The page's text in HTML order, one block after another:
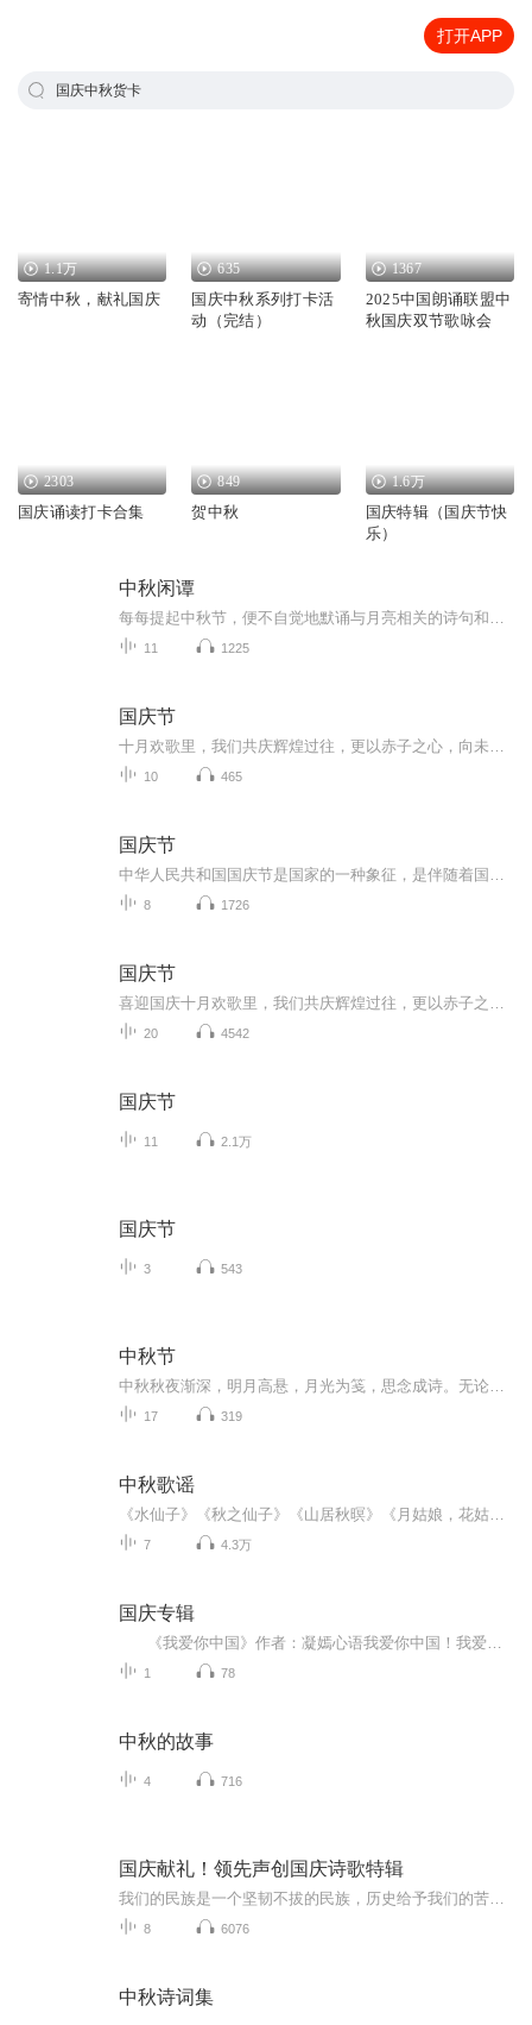
打开APP
国庆中秋货卡
1.1万
寄情中秋，献礼国庆
635
国庆中秋系列打卡活
动（完结）
1367
2025中国朗诵联盟中
秋国庆双节歌咏会
2303
国庆诵读打卡合集
849
贺中秋
1.6万
国庆特辑（国庆节快
乐）
中秋闲谭
11 1225
国庆节
10 465
国庆节
8 1726
国庆节
20 4542
国庆节
11 2.1万
国庆节
3 543
中秋节
17 319
中秋歌谣
7 4.3万
国庆专辑
1 78
中秋的故事
4 716
国庆献礼！领先声创国庆诗歌特辑
8 6076
中秋诗词集